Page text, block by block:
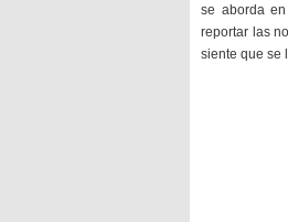
se aborda
reportar las
siente que se